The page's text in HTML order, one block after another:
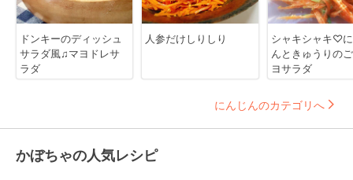
ドンキーのディッシュ
サラダ風♫マヨドレサ
ラダ
人参だけしりしり
シャキシャキ♡
んときゅうりの
ヨサラダ
にんじんのカテゴリへ
かぼちゃの人気レシピ